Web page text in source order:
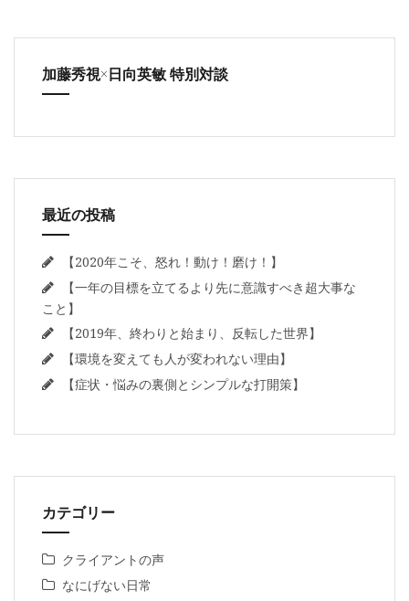
加藤秀視×日向英敏 特別対談
最近の投稿
【2020年こそ、怒れ！動け！磨け！】
【一年の目標を立てるより先に意識すべき超大事な
こと】
【2019年、終わりと始まり、反転した世界】
【環境を変えても人が変われない理由】
【症状・悩みの裏側とシンプルな打開策】
カテゴリー
クライアントの声
なにげない日常